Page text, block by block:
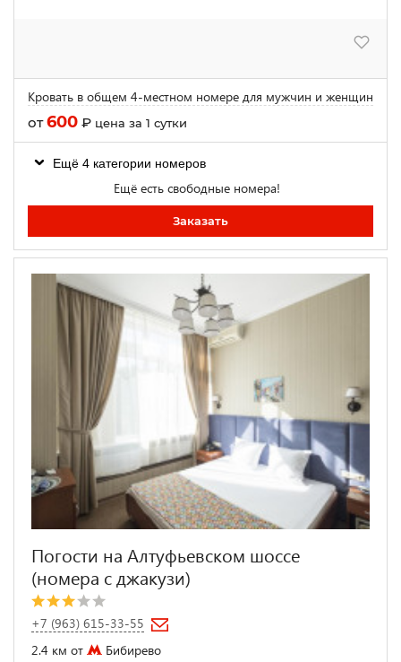
Кровать в общем 4-местном номере для мужчин и женщин
от600 ₽ цена за 1 сутки
Ещё 4 категории номеров
Ещё есть свободные номера!
Заказать
Погости на Алтуфьевском шоссе
(номера с джакузи)
+7 (963) 615-33-55
2.4 км от
Бибирево